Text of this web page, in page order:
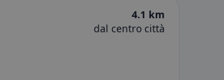
4.1 km
dal centro città